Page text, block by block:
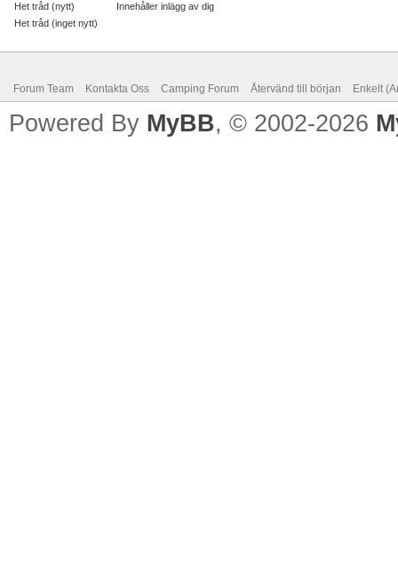
Het tråd (nytt)
Het tråd (inget nytt)
Innehåller inlägg av dig
Forum Team Kontakta Oss Camping Forum Återvänd till början Enkelt
Powered By MyBB, © 2002-2026